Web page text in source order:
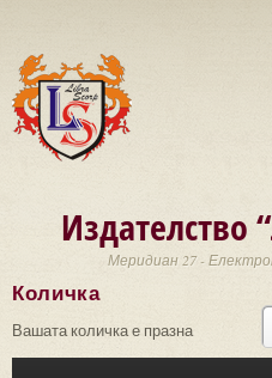
Издателство
Меридиан 27 -
Количка
Вашата количка е празна